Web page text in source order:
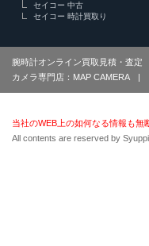
セイコー 中古
セイコー 時計買取り
腕時計オンライン買取見積・査定
カメラ専門店：MAP CAMERA
当社のWEB上の如何なる情報も無
All contents are reserved by